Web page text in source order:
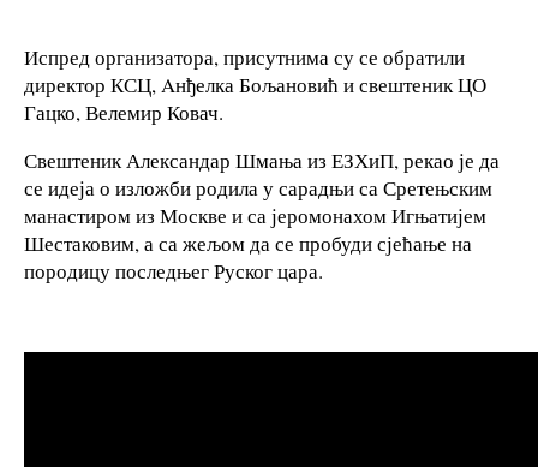
Испред организатора, присутнима су се обратили
директор КСЦ, Aнђелка Бољановић и свештеник ЦО
Гацко, Велемир Ковач.
Свештеник Александар Шмања из ЕЗХиП, рекао је да
се идеја о изложби родила у сарадњи са Сретењским
манастиром из Москве и са јеромонахом Игњатијем
Шестаковим, а са жељом да се пробуди сјећање на
породицу последњег Руског цара.